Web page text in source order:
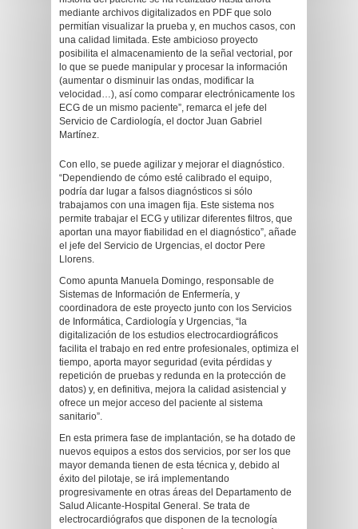
mediante archivos digitalizados en PDF que solo
permitían visualizar la prueba y, en muchos casos, con
una calidad limitada. Este ambicioso proyecto
posibilita el almacenamiento de la señal vectorial, por
lo que se puede manipular y procesar la información
(aumentar o disminuir las ondas, modificar la
velocidad…), así como comparar electrónicamente los
ECG de un mismo paciente”, remarca el jefe del
Servicio de Cardiología, el doctor Juan Gabriel
Martínez.
Con ello, se puede agilizar y mejorar el diagnóstico.
“Dependiendo de cómo esté calibrado el equipo,
podría dar lugar a falsos diagnósticos si sólo
trabajamos con una imagen fija. Este sistema nos
permite trabajar el ECG y utilizar diferentes filtros, que
aportan una mayor fiabilidad en el diagnóstico”, añade
el jefe del Servicio de Urgencias, el doctor Pere
Llorens.
Como apunta Manuela Domingo, responsable de
Sistemas de Información de Enfermería, y
coordinadora de este proyecto junto con los Servicios
de Informática, Cardiología y Urgencias, “la
digitalización de los estudios electrocardiográficos
facilita el trabajo en red entre profesionales, optimiza el
tiempo, aporta mayor seguridad (evita pérdidas y
repetición de pruebas y redunda en la protección de
datos) y, en definitiva, mejora la calidad asistencial y
ofrece un mejor acceso del paciente al sistema
sanitario”.
En esta primera fase de implantación, se ha dotado de
nuevos equipos a estos dos servicios, por ser los que
mayor demanda tienen de esta técnica y, debido al
éxito del pilotaje, se irá implementando
progresivamente en otras áreas del Departamento de
Salud Alicante-Hospital General. Se trata de
electrocardiógrafos que disponen de la tecnología